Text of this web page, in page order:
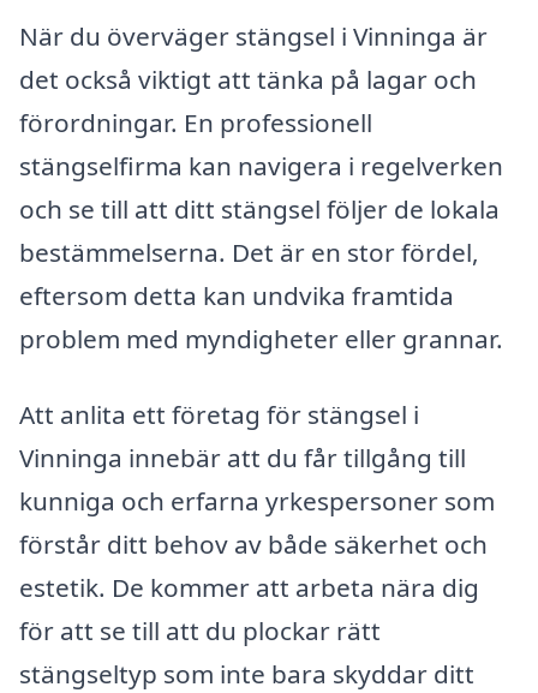
När du överväger stängsel i Vinninga är
det också viktigt att tänka på lagar och
förordningar. En professionell
stängselfirma kan navigera i regelverken
och se till att ditt stängsel följer de lokala
bestämmelserna. Det är en stor fördel,
eftersom detta kan undvika framtida
problem med myndigheter eller grannar.
Att anlita ett företag för stängsel i
Vinninga innebär att du får tillgång till
kunniga och erfarna yrkespersoner som
förstår ditt behov av både säkerhet och
estetik. De kommer att arbeta nära dig
för att se till att du plockar rätt
stängseltyp som inte bara skyddar ditt